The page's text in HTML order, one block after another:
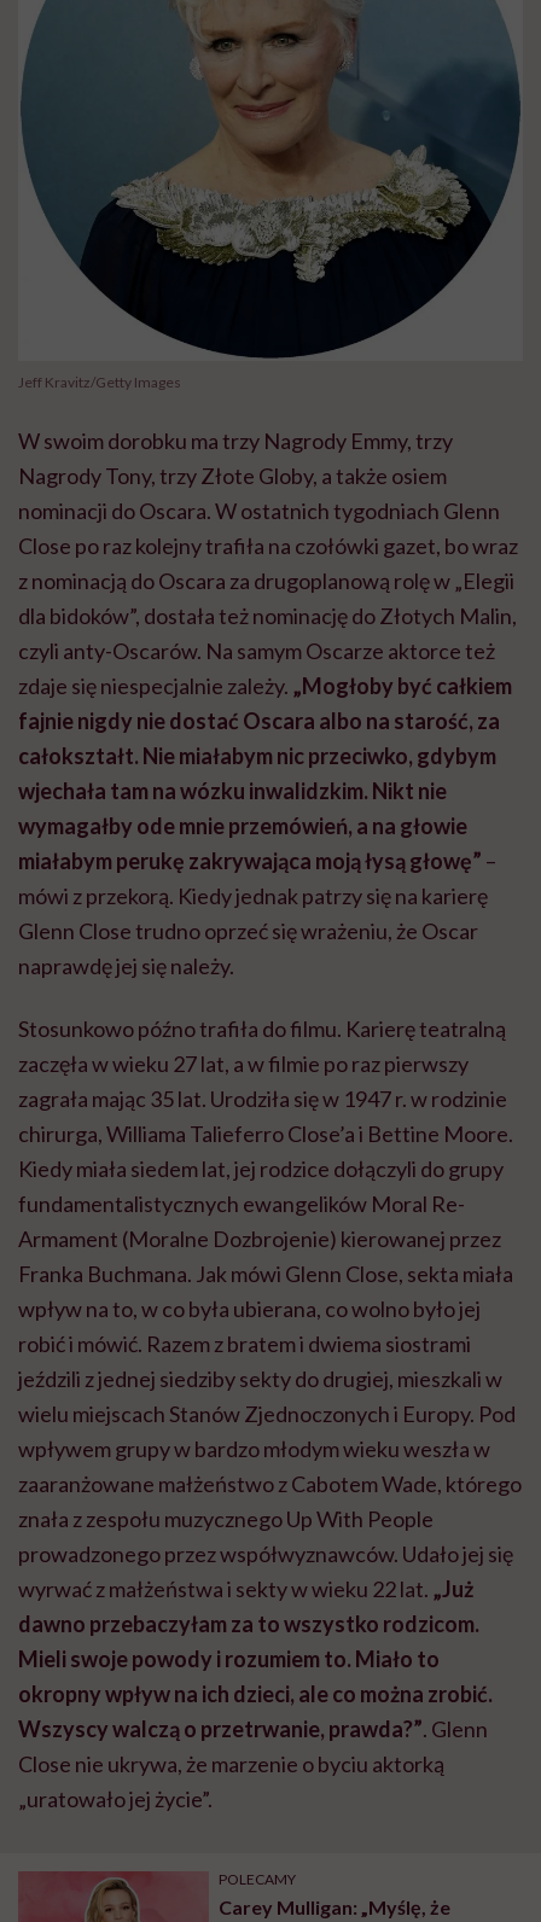
Jeff Kravitz/Getty Images
W swoim dorobku ma trzy Nagrody Emmy, trzy
Nagrody Tony, trzy Złote Globy, a także osiem
nominacji do Oscara. W ostatnich tygodniach Glenn
Close po raz kolejny trafiła na czołówki gazet, bo wraz
z nominacją do Oscara za drugoplanową rolę w „Elegii
dla bidoków”, dostała też nominację do Złotych Malin,
czyli anty-Oscarów. Na samym Oscarze aktorce też
zdaje się niespecjalnie zależy. „Mogłoby być całkiem
fajnie nigdy nie dostać Oscara albo na starość, za
całokształt. Nie miałabym nic przeciwko, gdybym
wjechała tam na wózku inwalidzkim. Nikt nie
wymagałby ode mnie przemówień, a na głowie
miałabym perukę zakrywająca moją łysą głowę” –
mówi z przekorą. Kiedy jednak patrzy się na karierę
Glenn Close trudno oprzeć się wrażeniu, że Oscar
naprawdę jej się należy.
Stosunkowo późno trafiła do filmu. Karierę teatralną
zaczęła w wieku 27 lat, a w filmie po raz pierwszy
zagrała mając 35 lat. Urodziła się w 1947 r. w rodzinie
chirurga, Williama Talieferro Close’a i Bettine Moore.
Kiedy miała siedem lat, jej rodzice dołączyli do grupy
fundamentalistycznych ewangelików Moral Re-
Armament (Moralne Dozbrojenie) kierowanej przez
Franka Buchmana. Jak mówi Glenn Close, sekta miała
wpływ na to, w co była ubierana, co wolno było jej
robić i mówić. Razem z bratem i dwiema siostrami
jeździli z jednej siedziby sekty do drugiej, mieszkali w
wielu miejscach Stanów Zjednoczonych i Europy. Pod
wpływem grupy w bardzo młodym wieku weszła w
zaaranżowane małżeństwo z Cabotem Wade, którego
znała z zespołu muzycznego Up With People
prowadzonego przez współwyznawców. Udało jej się
wyrwać z małżeństwa i sekty w wieku 22 lat. „Już
dawno przebaczyłam za to wszystko rodzicom.
Mieli swoje powody i rozumiem to. Miało to
okropny wpływ na ich dzieci, ale co można zrobić.
Wszyscy walczą o przetrwanie, prawda?”. Glenn
Close nie ukrywa, że marzenie o byciu aktorką
„uratowało jej życie”.
POLECAMY
Carey Mulligan: „Myślę, że